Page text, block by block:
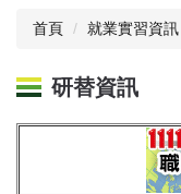
首頁 就業實習資訊
研替資訊